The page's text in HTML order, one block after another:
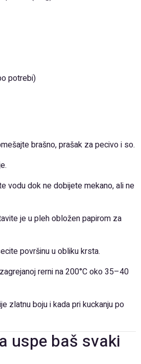
potrebi)
brašno, prašak za pecivo i so.
vodu dok ne dobijete mekano, ali ne
je u pleh obložen papirom za
površinu u obliku krsta.
rerni na 200°C oko 35–40
zlatnu boju i kada pri kuckanju po
uspe baš svaki